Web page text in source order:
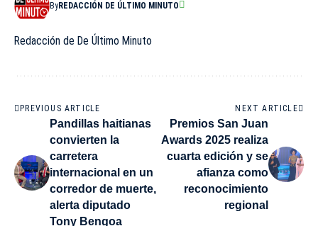
ByREDACCIÓN DE ÚLTIMO MINUTO
Redacción de De Último Minuto
PREVIOUS ARTICLE
Pandillas haitianas
convierten la
carretera
internacional en un
corredor de muerte,
alerta diputado
Tony Bengoa
NEXT ARTICLE
Premios San Juan
Awards 2025 realiza
cuarta edición y se
afianza como
reconocimiento
regional